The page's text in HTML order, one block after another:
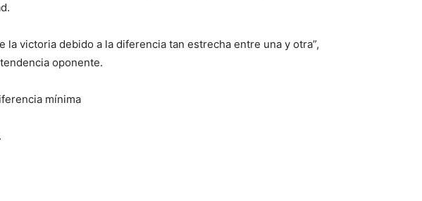
victoria debido a la diferencia tan estrecha entre una y otra”,
oponente.
mínima